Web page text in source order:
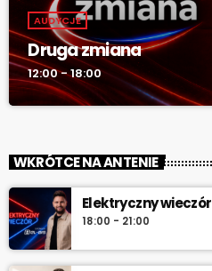
AUDYCJE
Druga zmiana
12:00 - 18:00
WKRÓTCE NA ANTENIE
Elektryczny wieczór
18:00 - 21:00